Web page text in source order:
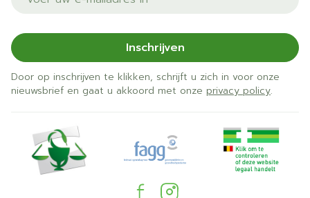
Inschrijven
Door op inschrijven te klikken, schrijft u zich in voor onze
nieuwsbrief en gaat u akkoord met onze privacy policy.